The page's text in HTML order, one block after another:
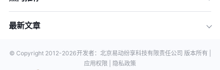
最新文章
© Copyright 2012-2026开发者：北京易动纷享科技有限责任公司 版本所有 |
应用权限 |
隐私政策